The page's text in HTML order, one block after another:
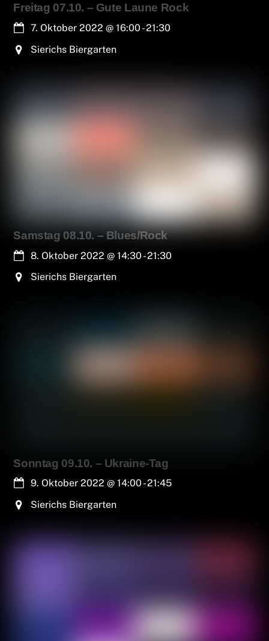
Freitag 07.10. – Gute Laune Rock
7. Oktober 2022 @16:00 -21:30
Sierichs Biergarten
Samstag 08.10. – Blues/Rock
8. Oktober 2022 @14:30 -21:30
Sierichs Biergarten
Sonntag 09.10. – Ukraine-Tag
9. Oktober 2022 @14:00 -21:45
Sierichs Biergarten